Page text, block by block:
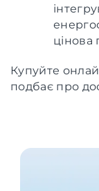
цінова
Купуйте
подбає про